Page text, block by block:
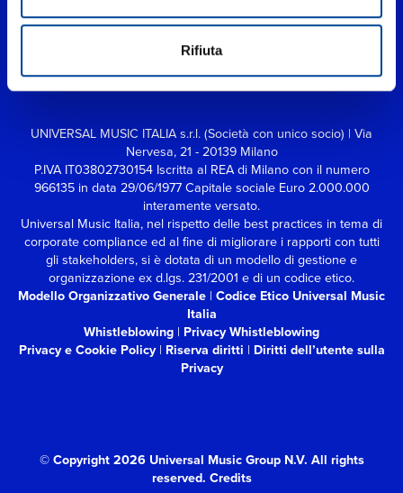
Rifiuta
UNIVERSAL MUSIC ITALIA s.r.l. (Società con unico socio) | Via
Nervesa, 21 - 20139 Milano
P.IVA IT03802730154 Iscritta al REA di Milano con il numero
966135 in data 29/06/1977 Capitale sociale Euro 2.000.000
interamente versato.
Universal Music Italia, nel rispetto delle best practices in tema di
corporate compliance ed al fine di migliorare i rapporti con tutti
gli stakeholders, si è dotata di un modello di gestione e
organizzazione ex d.lgs. 231/2001 e di un codice etico.
Modello Organizzativo Generale | Codice Etico Universal Music
Italia
Whistleblowing | Privacy Whistleblowing
Privacy e Cookie Policy| Riserva diritti | Diritti dell’utente sulla
Privacy
© Copyright 2026 Universal Music Group N.V. All rights
reserved. Credits